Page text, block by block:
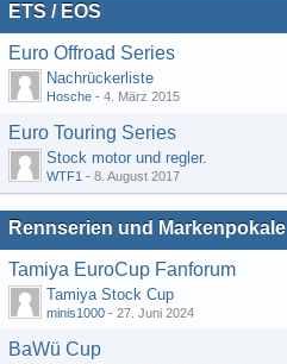
ETS / EOS
Euro Offroad Series
Nachrückerliste
Hosche - 4. März 2015
Euro Touring Series
Stock motor und regler.
WTF1 - 8. August 2017
Rennserien und Markenpokale
Tamiya EuroCup Fanforum
Tamiya Stock Cup
minis1000 - 27. Juni 2024
BaWü Cup